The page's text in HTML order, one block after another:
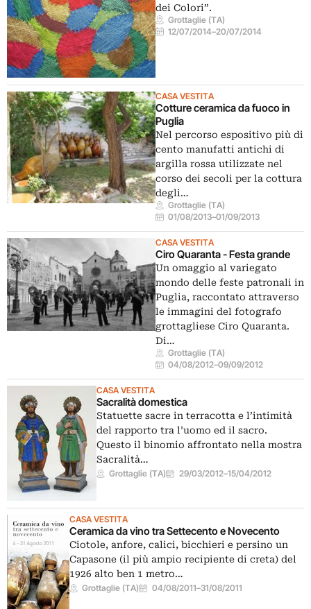
dei Colori”.
Grottaglie (TA)
12/07/2014–20/07/2014
CASA VESTITA
Cotture ceramica da fuoco in
Puglia
Nel percorso espositivo più di
cento manufatti antichi di
argilla rossa utilizzate nel
corso dei secoli per la cottura
degli…
Grottaglie (TA)
01/08/2013–01/09/2013
CASA VESTITA
Ciro Quaranta - Festa grande
Un omaggio al variegato
mondo delle feste patronali in
Puglia, raccontato attraverso
le immagini del fotografo
grottagliese Ciro Quaranta.
Di…
Grottaglie (TA)
04/08/2012–09/09/2012
CASA VESTITA
Sacralità domestica
Statuette sacre in terracotta e l’intimità
del rapporto tra l’uomo ed il sacro.
Questo il binomio affrontato nella mostra
Sacralità…
Grottaglie (TA) 29/03/2012–15/04/2012
CASA VESTITA
Ceramica da vino tra Settecento e Novecento
Ciotole, anfore, calici, bicchieri e persino un
Capasone (il più ampio recipiente di creta) del
1926 alto ben 1 metro…
Grottaglie (TA) 04/08/2011–31/08/2011